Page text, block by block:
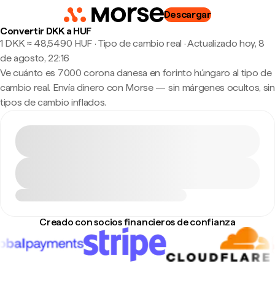
Descargar
Convertir DKK a HUF
1 DKK ≈ 48,5490 HUF · Tipo de cambio real ·Actualizado hoy, 8
de agosto, 22:16
Ve cuánto es 7000 corona danesa en forinto húngaro al tipo de
cambio real. Envía dinero con Morse — sin márgenes ocultos, sin
tipos de cambio inflados.
Creado con socios financieros de confianza